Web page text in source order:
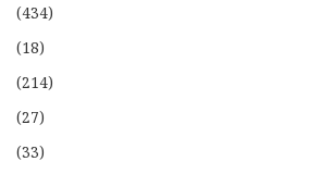
(434)
(18)
(214)
(27)
(33)